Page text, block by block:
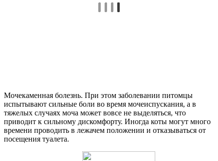
Мочекаменная болезнь. При этом заболевании питомцы
испытывают сильные боли во время мочеиспускания, а в
тяжелых случаях моча может вовсе не выделяться, что
приводит к сильному дискомфорту. Иногда коты могут много
времени проводить в лежачем положении и отказываться от
посещения туалета.